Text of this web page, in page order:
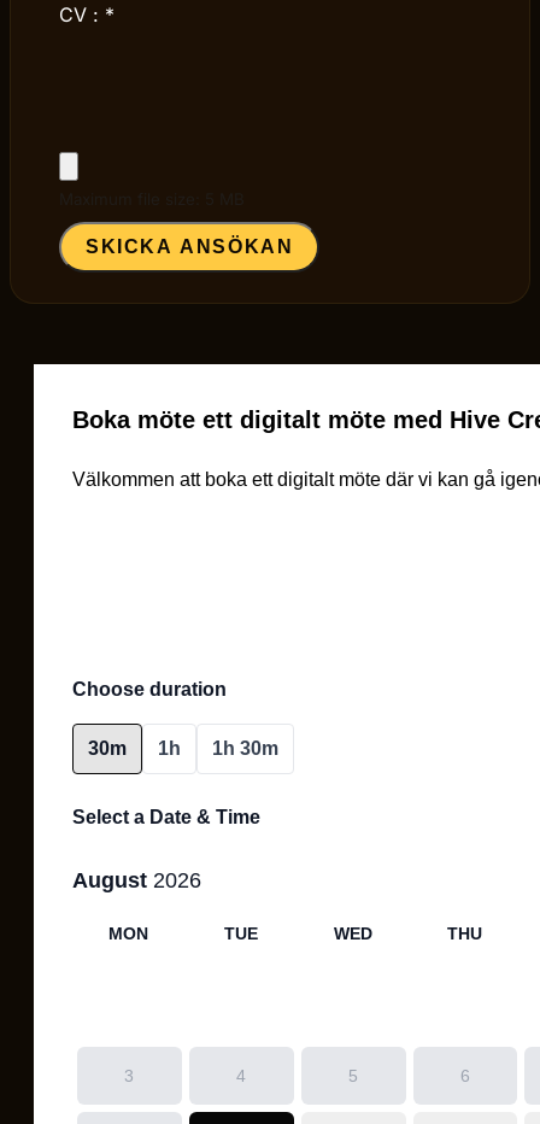
CV : *
SKICKA ANSÖKAN